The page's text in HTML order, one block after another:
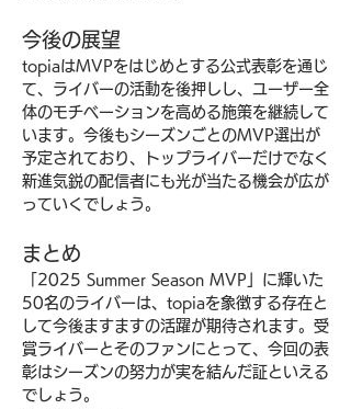
今後の展望
topiaはMVPをはじめとする公式表彰を通じ
て、ライバーの活動を後押しし、ユーザー全
体のモチベーションを高める施策を継続して
います。今後もシーズンごとのMVP選出が
予定されており、トップライバーだけでなく
新進気鋭の配信者にも光が当たる機会が広が
っていくでしょう。
まとめ
「2025 Summer Season MVP」に輝いた
50名のライバーは、topiaを象徴する存在と
して今後ますますの活躍が期待されます。受
賞ライバーとそのファンにとって、今回の表
彰はシーズンの努力が実を結んだ証といえる
でしょう。